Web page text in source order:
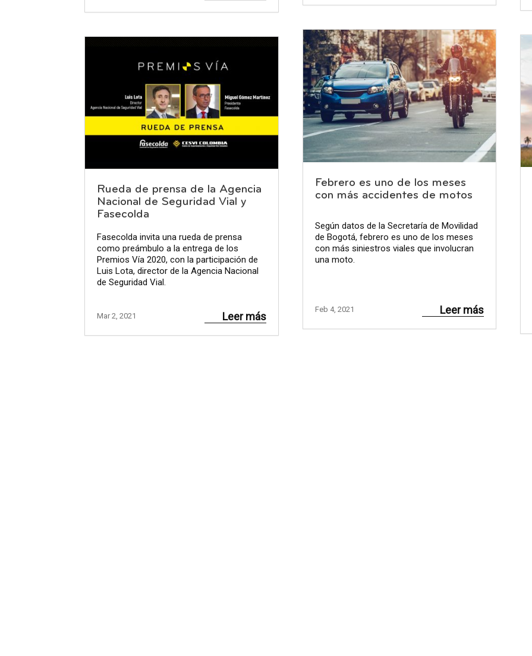
Rueda de prensa de la Agencia
Nacional de Seguridad Vial y
Fasecolda
Fasecolda invita una rueda de prensa
como preámbulo a la entrega de los
Premios Vía 2020, con la participación de
Luis Lota, director de la Agencia Nacional
de Seguridad Vial.
Mar 2, 2021 Leer más
Febrero es uno de los meses
con más accidentes de motos
Según datos de la Secretaría de Movilidad
de Bogotá, febrero es uno de los meses
con más siniestros viales que involucran
una moto.
Feb 4, 2021 Leer más